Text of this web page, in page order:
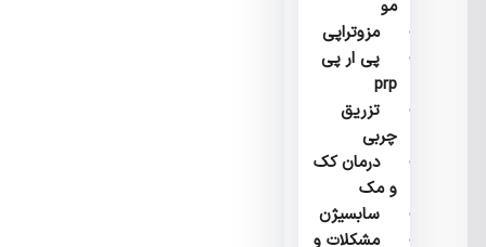
مزوتراپی
پی ار پی
تزریق
چربی
درمان کک
و مک
سابسیژن
مشکلات و